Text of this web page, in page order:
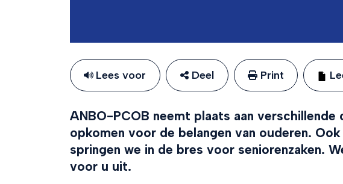
Lees voor Deel Print
ANBO-PCOB neemt plaats aan verschillende
opkomen voor de belangen van ouderen.
springen we in de bres voor seniorenzaken.
voor u uit.